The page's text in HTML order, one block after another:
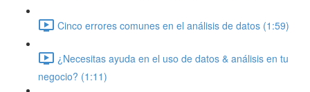
Cinco errores comunes en el análisis de datos (1:59)
¿Necesitas ayuda en el uso de datos & análisis en tu
negocio? (1:11)